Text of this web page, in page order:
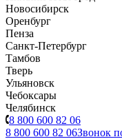
Новосибирск
Оренбург
Пенза
Санкт-Петербург
Тамбов
Тверь
Ульяновск
Чебоксары
Челябинск
8 800 600 82 06
8 800 600 82 06Звонок